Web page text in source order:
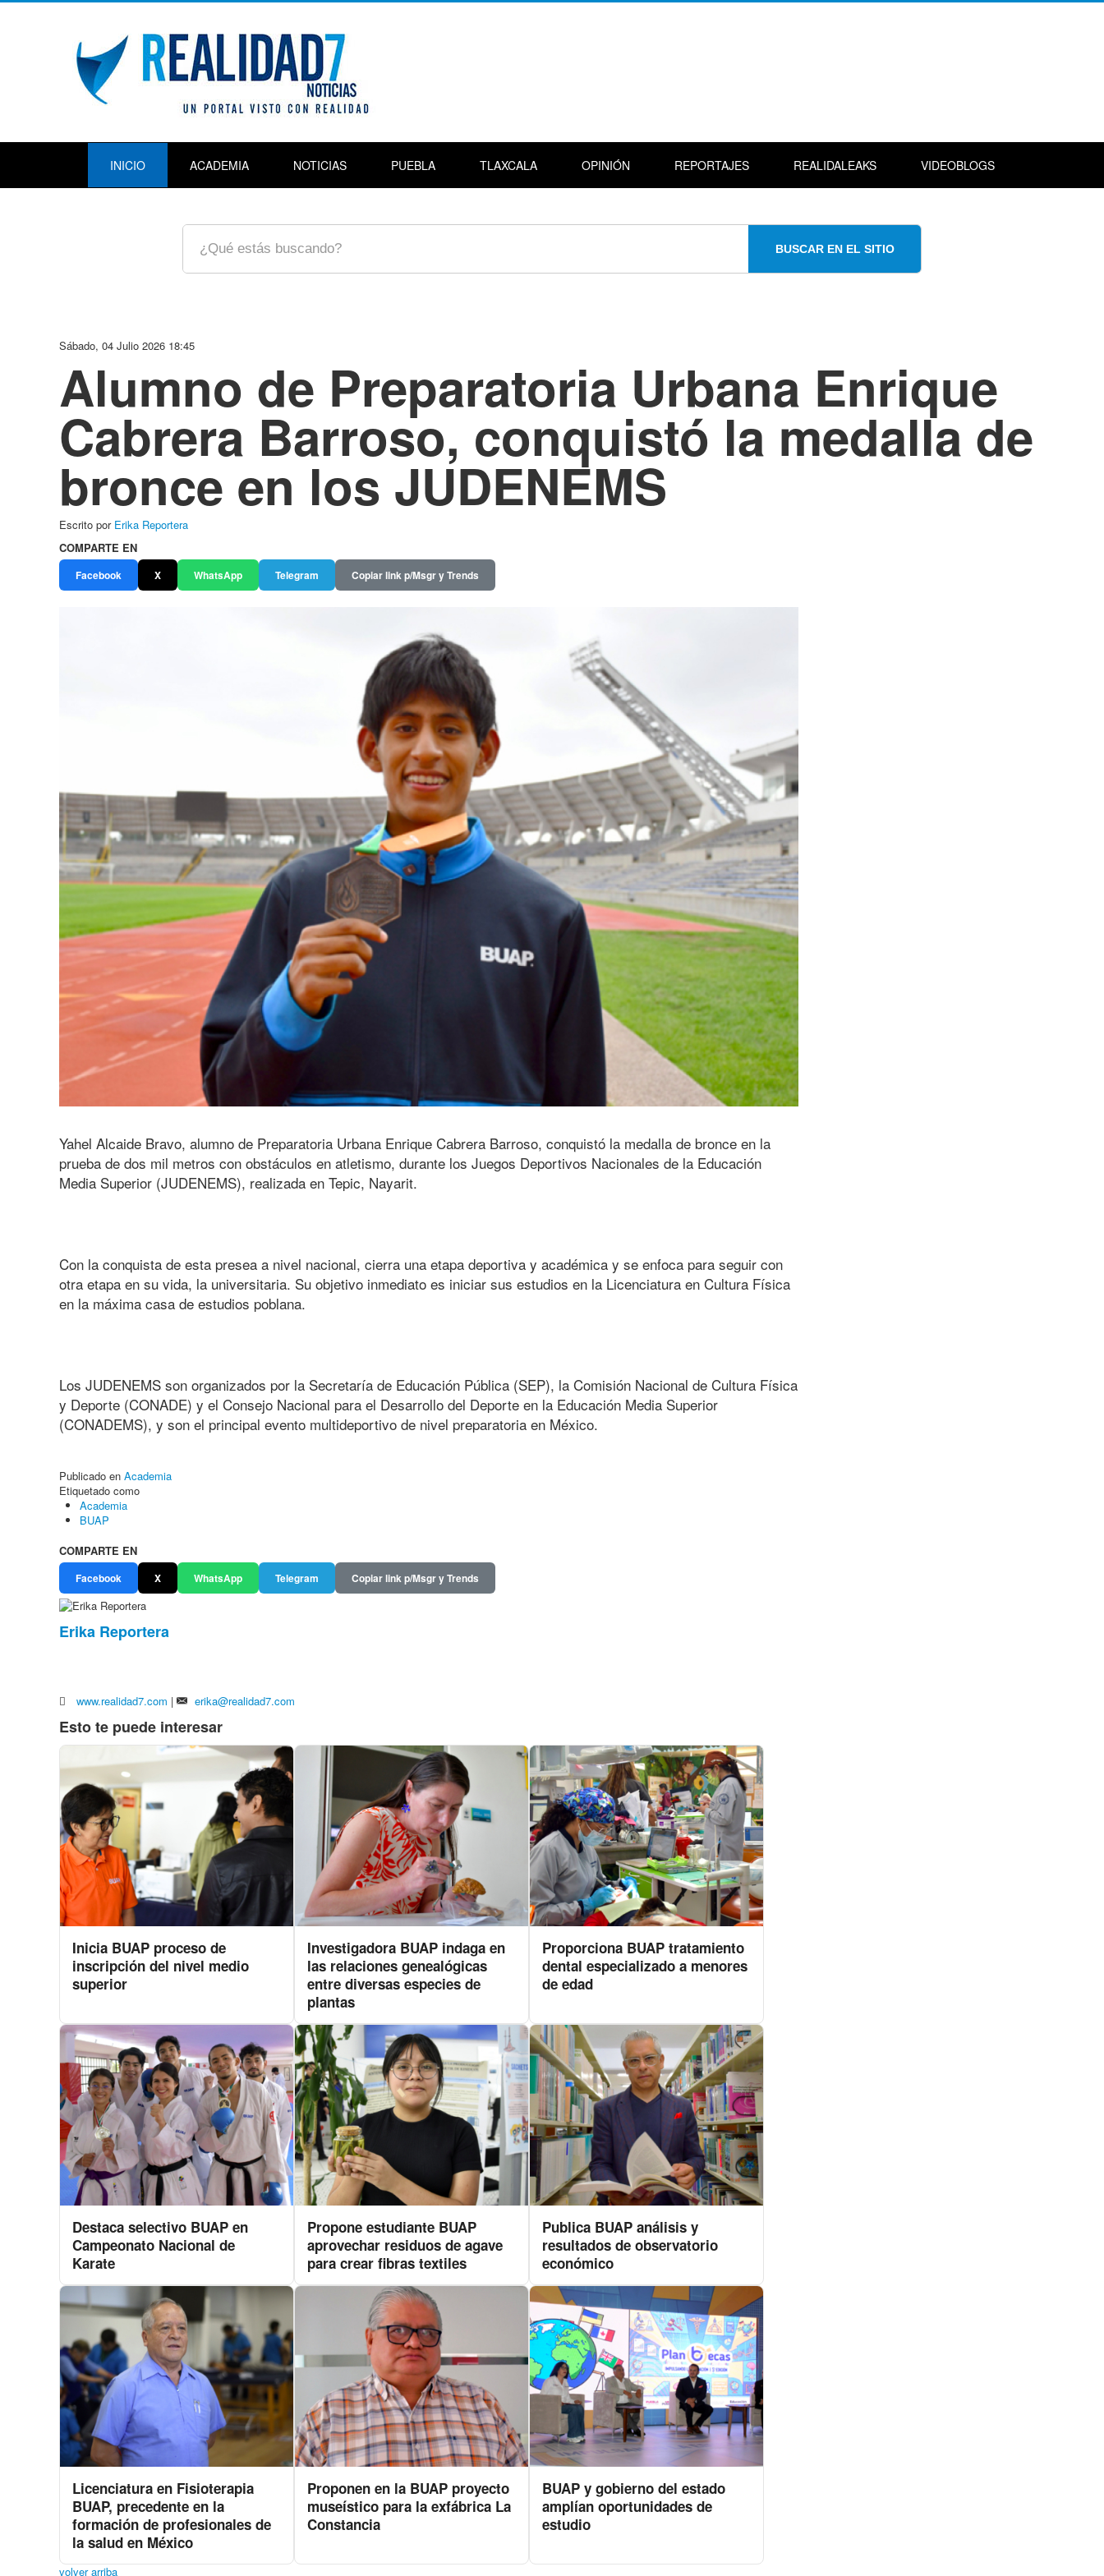
INICIO ACADEMIA NOTICIAS PUEBLA TLAXCALA OPINIÓN REPORTAJES REALIDALEAKS VIDEOBLOGS
BUSCAR EN EL SITIO
Sábado, 04 Julio 2026 18:45
Alumno de Preparatoria Urbana Enrique
Cabrera Barroso, conquistó la medalla de
bronce en los JUDENEMS
Escrito por Erika Reportera
COMPARTE EN
Facebook X WhatsApp Telegram Copiar link p/Msgr y Trends
Yahel Alcaide Bravo, alumno de Preparatoria Urbana Enrique Cabrera Barroso, conquistó la medalla de bronce en la
prueba de dos mil metros con obstáculos en atletismo, durante los Juegos Deportivos Nacionales de la Educación
Media Superior (JUDENEMS), realizada en Tepic, Nayarit.
Con la conquista de esta presea a nivel nacional, cierra una etapa deportiva y académica y se enfoca para seguir con
otra etapa en su vida, la universitaria. Su objetivo inmediato es iniciar sus estudios en la Licenciatura en Cultura Física
en la máxima casa de estudios poblana.
Los JUDENEMS son organizados por la Secretaría de Educación Pública (SEP), la Comisión Nacional de Cultura Física
y Deporte (CONADE) y el Consejo Nacional para el Desarrollo del Deporte en la Educación Media Superior
(CONADEMS), y son el principal evento multideportivo de nivel preparatoria en México.
Publicado en Academia
Etiquetado como
Academia
BUAP
COMPARTE EN
Facebook X WhatsApp Telegram Copiar link p/Msgr y Trends
Erika Reportera
www.realidad7.com | erika@realidad7.com
Esto te puede interesar
Inicia BUAP proceso de
inscripción del nivel medio
superior
Investigadora BUAP indaga en
las relaciones genealógicas
entre diversas especies de
plantas
Proporciona BUAP tratamiento
dental especializado a menores
de edad
Destaca selectivo BUAP en
Campeonato Nacional de
Karate
Propone estudiante BUAP
aprovechar residuos de agave
para crear fibras textiles
Publica BUAP análisis y
resultados de observatorio
económico
Licenciatura en Fisioterapia
BUAP, precedente en la
formación de profesionales de
la salud en México
Proponen en la BUAP proyecto
museístico para la exfábrica La
Constancia
BUAP y gobierno del estado
amplían oportunidades de
estudio
volver arriba